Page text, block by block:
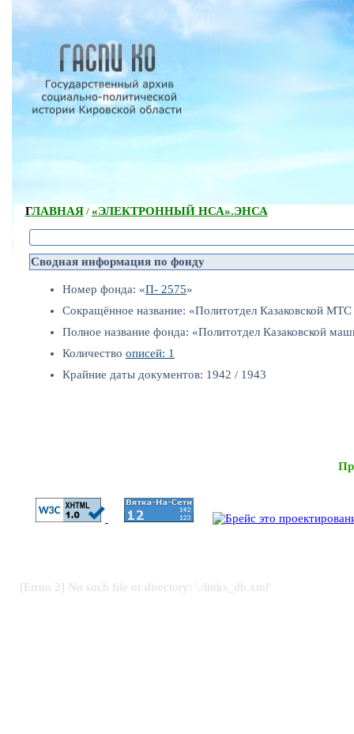
ГЛАВНАЯ/ «ЭЛЕКТРОННЫЙ НСА».ЭНСА
Сводная информация по фонду
Номер фонда: «П- 2575»
Сокращённое название: «Политотдел Казаковской
Полное название фонда: «Политотдел Казаковской
Количество описей: 1
Крайние даты документов: 1942 / 1943
[Errno 2] No such file or directory: './links_db.xml'